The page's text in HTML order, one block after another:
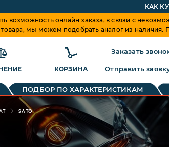
КАК
онлайн заказа, в связи с
мы можем подобрать аналог из
КОРЗИНА
Заказать
Отправить
ПОДБОР ПО ХАРАКТЕРИСТИКАМ
SATO